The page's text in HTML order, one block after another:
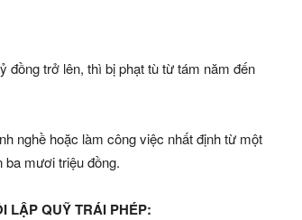
đồng trở lên, thì bị phạt tù từ tám năm đến
nghề hoặc làm công việc nhất định từ một
ba mươi triệu đồng.
LẬP QUỸ TRÁI PHÉP: